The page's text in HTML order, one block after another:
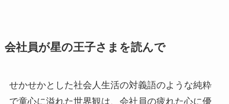
会社員が星の王子さまを読んで
せかせかとした社会人生活の対義語のような純粋
で童心に溢れた世界観は、会社員の疲れた心に優